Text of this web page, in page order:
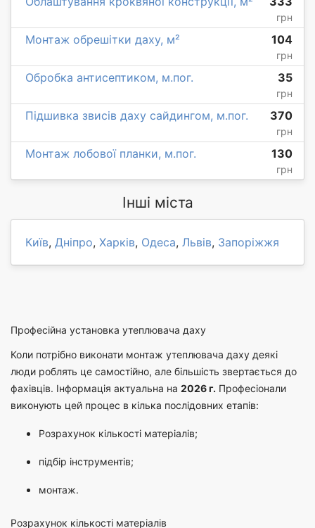
грн
Монтаж обрешітки даху, м² 104
грн
Обробка антисептиком, м.пог. 35
грн
Підшивка звисів даху сайдингом, м.пог. 370
грн
Монтаж лобової планки, м.пог. 130
грн
Інші міста
Київ, Дніпро, Харків, Одеса, Львів, Запоріжжя
Професійна установка утеплювача даху
Коли потрібно виконати монтаж утеплювача даху деякі
люди роблять це самостійно, але більшість звертається до
фахівців. Інформація актуальна на 2026 г. Професіонали
виконують цей процес в кілька послідовних етапів:
Розрахунок кількості матеріалів;
підбір інструментів;
монтаж.
Розрахунок кількості матеріалів